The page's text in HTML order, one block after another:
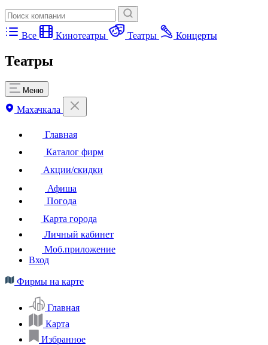
Все Кинотеатры Театры Концерты
Театры
Меню
Махачкала
Главная
Каталог фирм
Акции/скидки
Афиша
Погода
Карта города
Личный кабинет
Моб.приложение
Вход
Фирмы на карте
Главная
Карта
Избранное